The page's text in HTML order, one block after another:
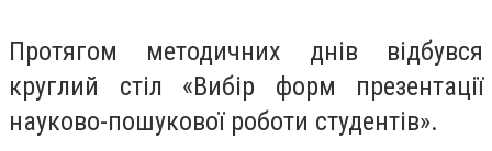
Протягом методичних днів відбувся
круглий стіл «Вибір форм презентації
науково-пошукової роботи студентів».